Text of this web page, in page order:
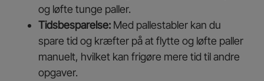
og løfte tunge paller.
Tidsbesparelse: Med pallestabler kan du
spare tid og kræfter på at flytte og løfte paller
manuelt, hvilket kan frigøre mere tid til andre
opgaver.